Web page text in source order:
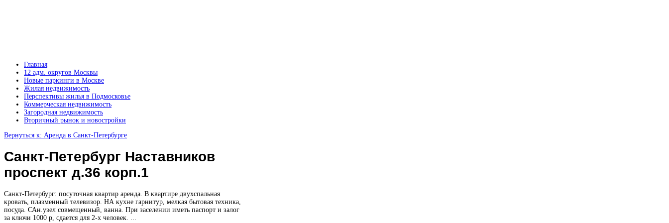
Главная
12 адм. округов Москвы
Новые паркинги в Москве
Жилая недвижимость
Перспективы жилья в Подмосковье
Коммерческая недвижимость
Загородная недвижимость
Вторичный рынок и новостройки
Вернуться к: Аренда в Санкт-Петербурге
Санкт-Петербург Наставников
проспект д.36 корп.1
Санкт-Петербург: посуточная квартир аренда. В квартире двухспальная
кровать, плазменный телевизор. НА кухне гарнитур, мелкая бытовая техника,
посуда. САн.узел совмещенный, ванна. При заселении иметь паспорт и залог
за ключи 1000 р, сдается для 2-х человек. ...